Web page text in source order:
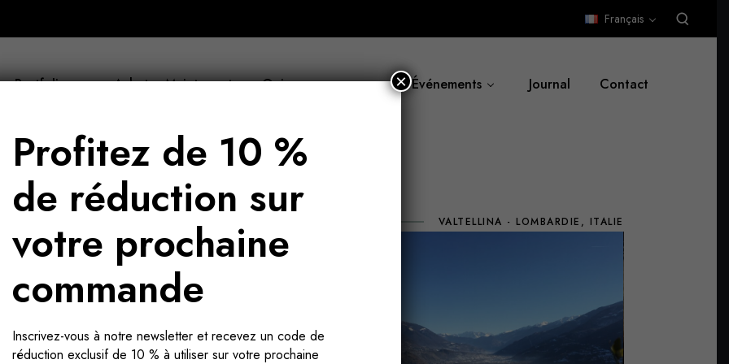
Français
Portfolio Acheter Maintenant Qui sommes-nous Événements Journal Contact
VALTELLINA - LOMBARDIE, ITALIE
Profitez de 10 %
de réduction sur
votre prochaine
commande
Inscrivez-vous à notre newsletter et recevez un code de
réduction exclusif de 10 % à utiliser sur votre prochaine
×